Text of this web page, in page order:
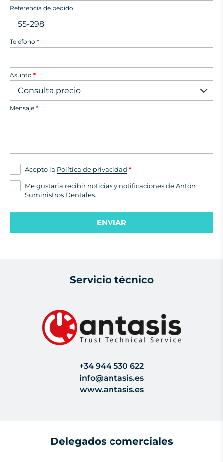
Referencia de pedido
Teléfono *
Asunto *
Mensaje *
Acepto la Política de privacidad *
Me gustaría recibir noticias y notificaciones de Antón
Suministros Dentales.
Servicio técnico
+34 944 530 622
info@antasis.es
www.antasis.es
Delegados comerciales